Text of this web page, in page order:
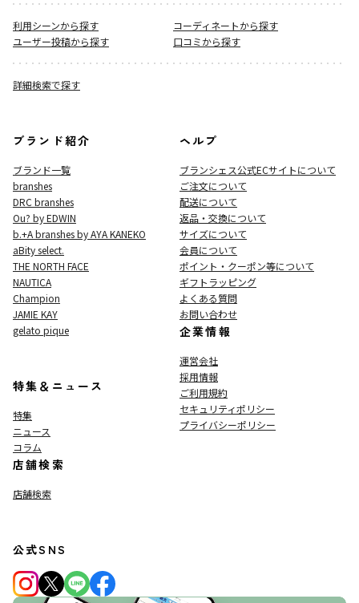
利用シーンから探す
コーディネートから探す
ユーザー投稿から探す
口コミから探す
詳細検索で探す
ブランド紹介
ブランド一覧
branshes
DRC branshes
Ou? by EDWIN
b.+A branshes by AYA KANEKO
aBity select.
THE NORTH FACE
NAUTICA
Champion
JAMIE KAY
gelato pique
特集＆ニュース
特集
ニュース
コラム
店舗検索
店舗検索
ヘルプ
ブランシェス公式ECサイトについて
ご注文について
配送について
返品・交換について
サイズについて
会員について
ポイント・クーポン等について
ギフトラッピング
よくある質問
お問い合わせ
企業情報
運営会社
採用情報
ご利用規約
セキュリティポリシー
プライバシーポリシー
公式SNS